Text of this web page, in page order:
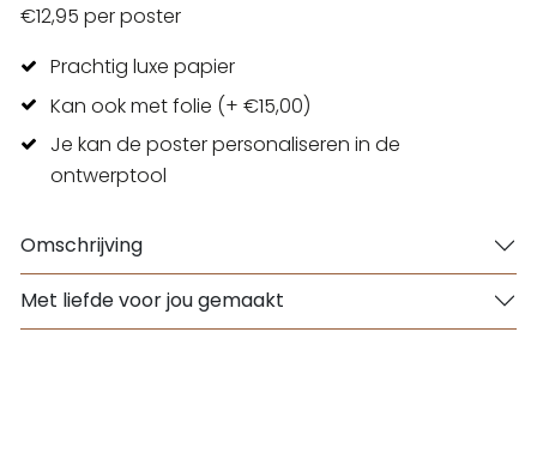
€12,95 per poster
Prachtig luxe papier
Kan ook met folie (+ €15,00)
Je kan de poster personaliseren in de
ontwerptool
Omschrijving
Met liefde voor jou gemaakt